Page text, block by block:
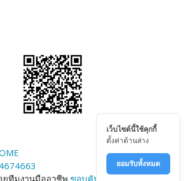
เว็บไซต์นี้ใช้คุกกี้
ตั้งค่าด้านล่าง
ยอมรับทั้งหมด